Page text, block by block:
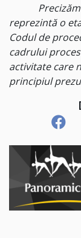
Precizăm
reprezintă o
Codul de
cadrului
activitate care
principiul